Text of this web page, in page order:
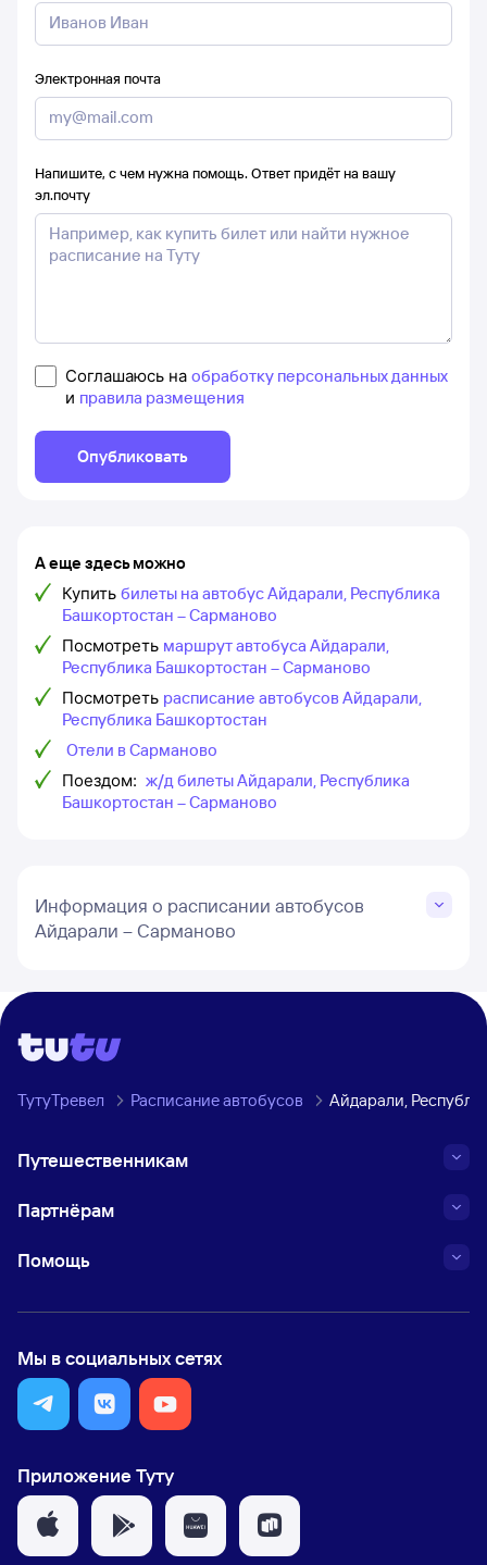
Электронная почта
Напишите, с чем нужна помощь. Ответ придёт на вашу
эл.почту
Соглашаюсь на обработку персональных данных
и правила размещения
Опубликовать
А еще здесь можно
Купить билеты на автобус Айдарали, Республика
Башкортостан – Сарманово
Посмотреть маршрут автобуса Айдарали,
Республика Башкортостан – Сарманово
Посмотреть расписание автобусов Айдарали,
Республика Башкортостан
Отели в Сарманово
Поездом: ж/д билеты Айдарали, Республика
Башкортостан – Сарманово
Информация о расписании автобусов
Айдарали – Сарманово
ТутуТревел Расписание автобусов Айдарали,
Путешественникам
Партнёрам
Помощь
Мы в социальных сетях
Приложение Туту